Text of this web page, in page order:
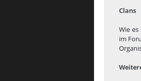
Clans
Wie
im